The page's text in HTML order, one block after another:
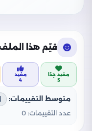
قيّم هذا
مفيد جدًا
5
مفيد
4
متوسط التقييمات:
عدد التقييمات: 0